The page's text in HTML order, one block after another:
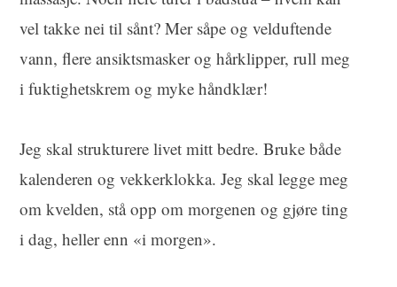
vel takke nei til sånt? Mer såpe og velduftende
vann, flere ansiktsmasker og hårklipper, rull meg
i fuktighetskrem og myke håndklær!
Jeg skal strukturere livet mitt bedre. Bruke både
kalenderen og vekkerklokka. Jeg skal legge meg
om kvelden, stå opp om morgenen og gjøre ting
i dag, heller enn «i morgen».